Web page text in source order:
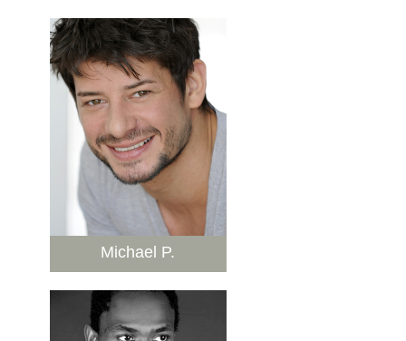
Michael P.